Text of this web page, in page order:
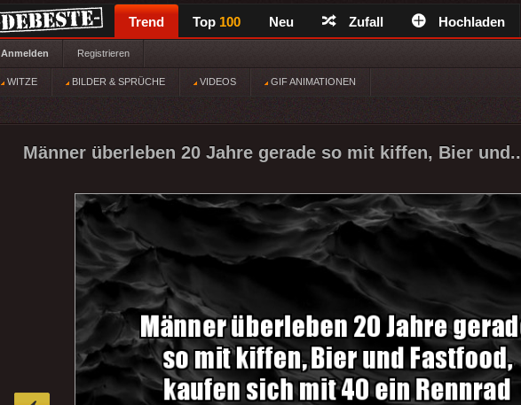
Trend Top 100 Neu Zufall Hochladen
Anmelden Registrieren
WITZE BILDER & SPRÜCHE VIDEOS GIF ANIMATIONEN
Männer überleben 20 Jahre gerade so mit kiffen, Bier und..